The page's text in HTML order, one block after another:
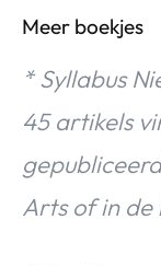
Meer boekjes
* Syllabus
45 artikels
Arts of in de